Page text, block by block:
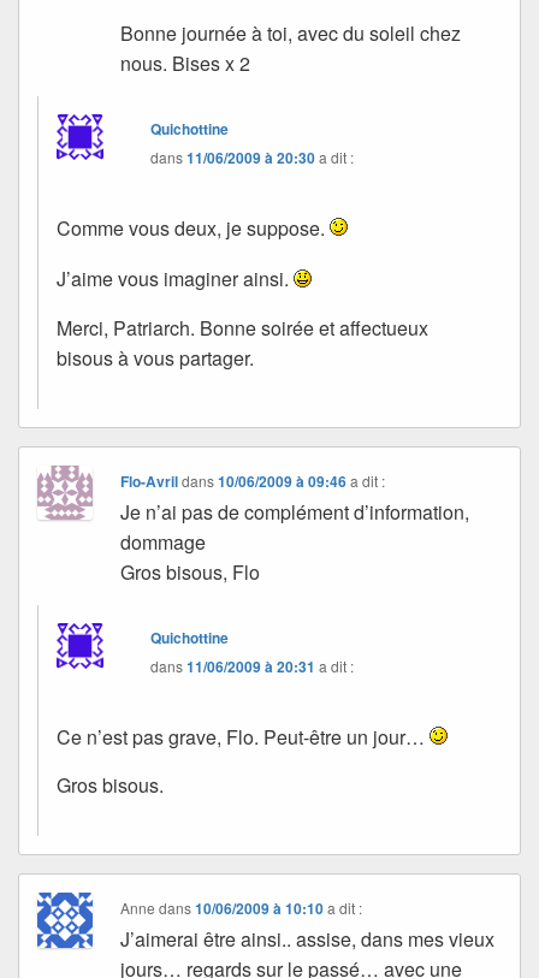
Bonne journée à toi, avec du soleil chez
nous. Bises x 2
Quichottine
dans11/06/2009 à 20:30a dit :
Comme vous deux, je suppose.
J’aime vous imaginer ainsi.
Merci, Patriarch. Bonne soirée et affectueux
bisous à vous partager.
Flo-Avrildans10/06/2009 à 09:46 a dit :
Je n’ai pas de complément d’information,
dommage
Gros bisous, Flo
Quichottine
dans11/06/2009 à 20:31 a dit :
Ce n’est pas grave, Flo. Peut-être un jour…
Gros bisous.
Anne dans10/06/2009 à 10:10 a dit :
J’aimerai être ainsi.. assise, dans mes vieux
jours… regards sur le passé… avec une